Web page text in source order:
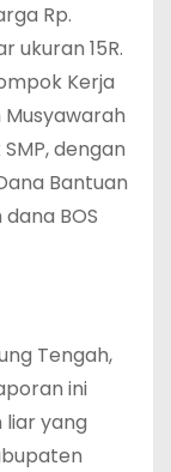
Rp.
ukuran 15R.
Kerja
Musyawarah
dengan
Bantuan
BOS
Tengah,
ini
yang